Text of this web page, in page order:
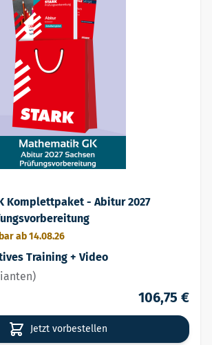
Komplettpaket - Abitur 2027
ab 14.08.26
Training + Video
106,75 €
Jetzt vorbestellen